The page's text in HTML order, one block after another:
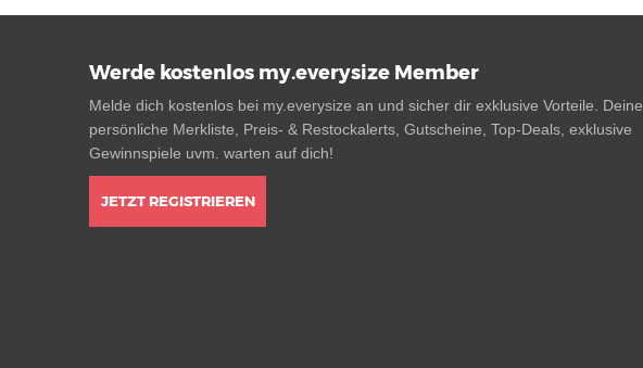
Werde kostenlos my.everysize Member
Melde dich kostenlos bei my.everysize an und sicher dir exklusive Vorteile. Deine
persönliche Merkliste, Preis- & Restockalerts, Gutscheine, Top-Deals, exklusive
Gewinnspiele uvm. warten auf dich!
JETZT REGISTRIEREN